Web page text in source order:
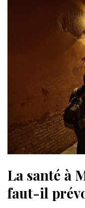
La santé à
faut-il